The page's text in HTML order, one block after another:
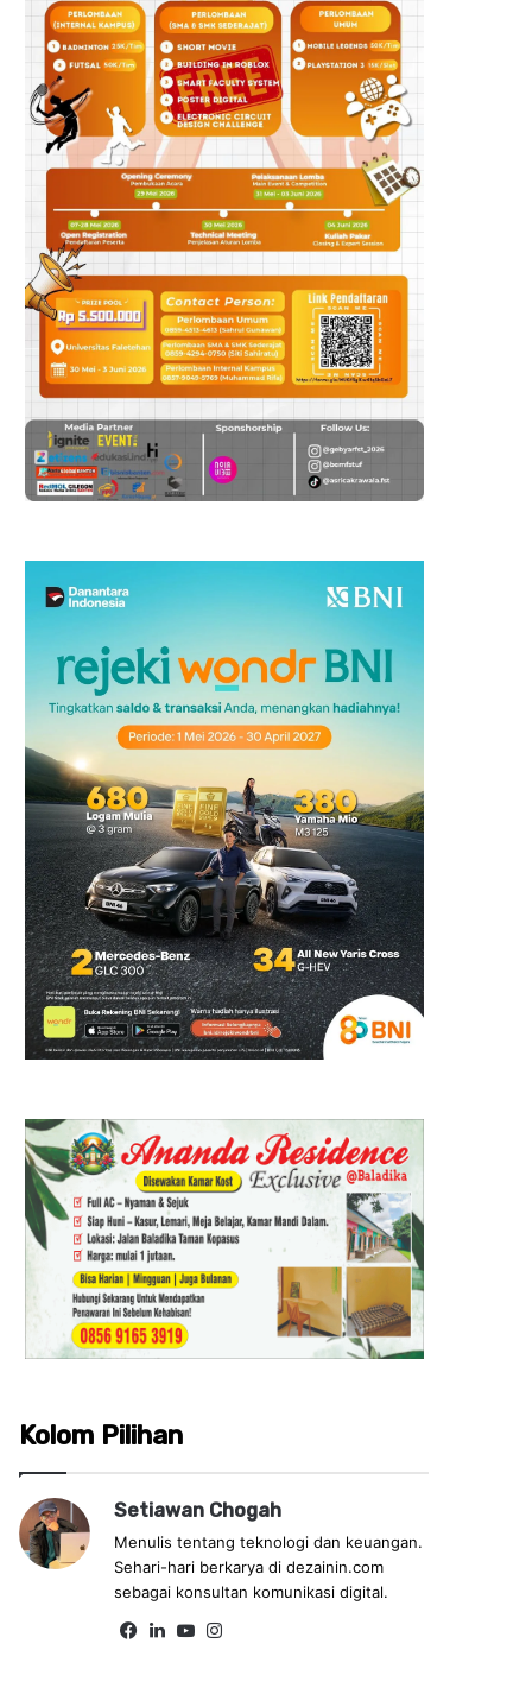
Kolom Pilihan
Setiawan Chogah
Menulis tentang teknologi dan keuangan.
Sehari-hari berkarya di dezainin.com
sebagai konsultan komunikasi digital.
Fa Lin Yo